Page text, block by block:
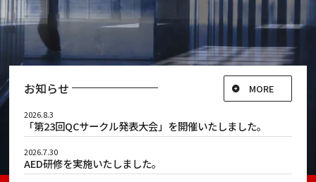
お知らせ MORE
2026.8.3
「第23回QCサークル発表大会」を開催いたしました。
2026.7.30
AED研修を実施いたしました。